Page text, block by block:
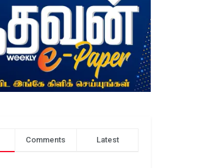
Comments Latest